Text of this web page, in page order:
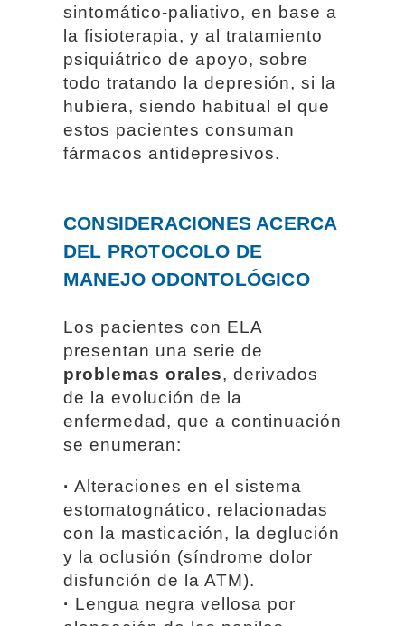
sintomático-paliativo, en base a
la fisioterapia, y al tratamiento
psiquiátrico de apoyo, sobre
todo tratando la depresión, si la
hubiera, siendo habitual el que
estos pacientes consuman
fármacos antidepresivos.
CONSIDERACIONES ACERCA
DEL PROTOCOLO DE
MANEJO ODONTOLÓGICO
Los pacientes con ELA
presentan una serie de
problemas orales, derivados
de la evolución de la
enfermedad, que a continuación
se enumeran:
· Alteraciones en el sistema
estomatognático, relacionadas
con la masticación, la deglución
y la oclusión (síndrome dolor
disfunción de la ATM).
· Lengua negra vellosa por